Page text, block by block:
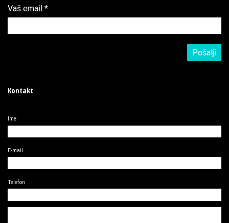
Vaš email *
Kontakt
Ime
E-mail
Telefon